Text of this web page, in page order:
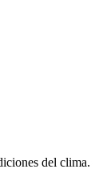
del clima.